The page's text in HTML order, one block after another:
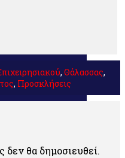
, Θάλασσας,
, Προσκλήσεις
θα δημοσιευθεί.